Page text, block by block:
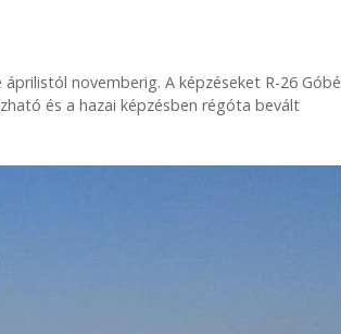
novemberig. A képzéseket R-26 Góbé
és a hazai képzésben régóta bevált